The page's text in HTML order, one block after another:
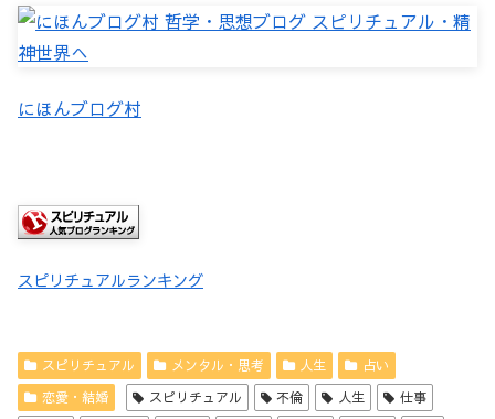
にほんブログ村
スピリチュアルランキング
スピリチュアル メンタル・思考 人生
占い
恋愛・結婚
スピリチュアル 不倫 人生 仕事